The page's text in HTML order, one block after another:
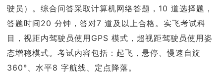
驶员）。综合问答采取计算机网络答题，10 道选择题，
答题时间20 分钟，答对7 道及以上合格。实飞考试科
目，视距内驾驶员使用GPS 模式，超视距驾驶员使用姿
态增稳模式。考试内容包括：起飞，悬停、慢速自旋
360°、水平8 字航线、定点降落。